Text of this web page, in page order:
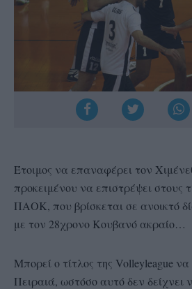
Έτοιμος να επαναφέρει τον
προκειμένου να επιστρέψει στους
ΠΑΟΚ, που βρίσκεται σε ανοικτό
με τον 28χρονο Κουβανό ακραίο…
Μπορεί ο τίτλος της Volleyleague
Πειραιά, ωστόσο αυτό δεν δείχνει